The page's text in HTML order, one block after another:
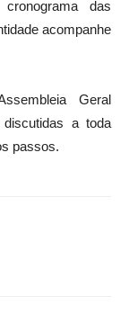
das
acompanhe
Geral
discutidas a toda
passos.